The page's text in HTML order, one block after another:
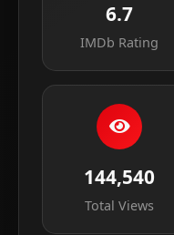
6.7
IMDb Rating
144,540
Total Views